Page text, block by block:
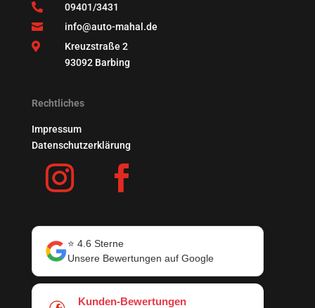

09401/3431

info@auto-mahal.de

Kreuzstraße 2
93092 Barbing
Rechtliches
Impressum
Datenschutzerklärung
⭐️ 4.6 Sterne
Unsere Bewertungen auf Google
Kunden-Bewertungen